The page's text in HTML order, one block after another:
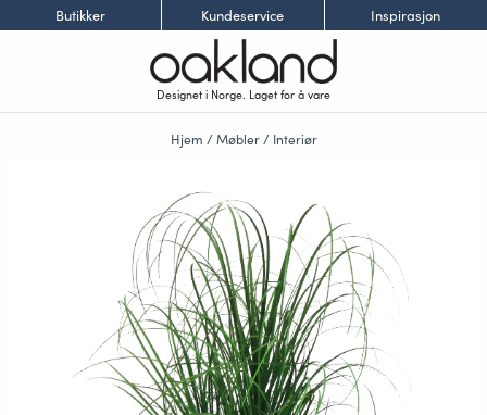
Butikker Kundeservice Inspirasjon
Designet i Norge. Laget for å vare
Hjem /Møbler/ Interiør